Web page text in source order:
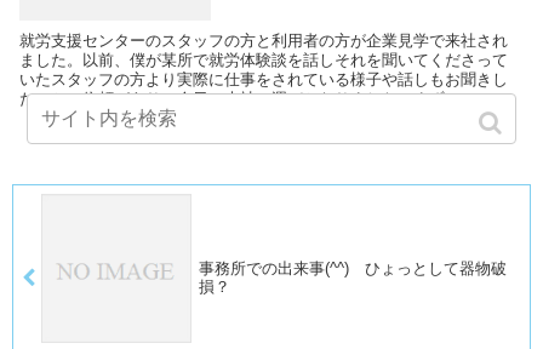
就労支援センターのスタッフの方と利用者の方が企業見学で来社され
ました。以前、僕が某所で就労体験談を話しそれを聞いてくださって
いたスタッフの方より実際に仕事をされている様子や話しもお聞きし
たいとの依頼があり、今日、来社の運びとなりました。まず...
事務所での出来事(^^) ひょっとして器物破
損？